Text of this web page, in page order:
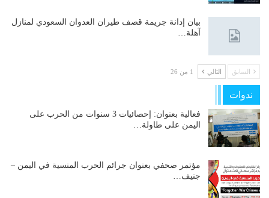
بيان إدانة جريمة قصف طيران العدوان السعودي لمنازل
آهلة…
السابق التالي 1 من 26
ندوات
فعالية بعنوان: إحصائيات 3 سنوات من الحرب على
اليمن على طاولة…
مؤتمر صحفي بعنوان جرائم الحرب المنسية في اليمن –
جنيف…